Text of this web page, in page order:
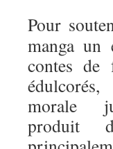
Pour
manga un
contes de
morale
produit